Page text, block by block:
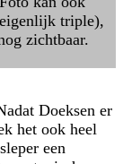
triple),
zichtbaar.
Doeksen er
het ook heel
een